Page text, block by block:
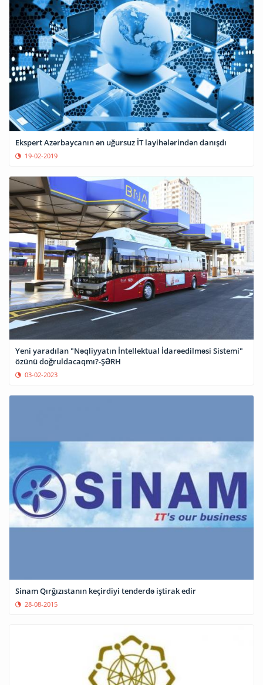
Ekspert Azərbaycanın ən uğursuz İT layihələrindən danışdı
19-02-2019
Yeni yaradılan "Nəqliyyatın İntellektual İdarəedilməsi Sistemi"
özünü doğruldacaqmı?-ŞƏRH
03-02-2023
Sinam Qırğızıstanın keçirdiyi tenderdə iştirak edir
28-08-2015